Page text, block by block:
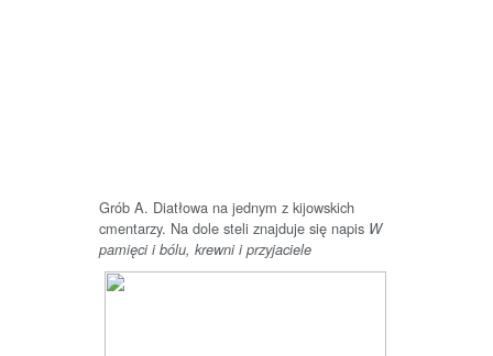
Grób A. Diatłowa na jednym z kijowskich
cmentarzy. Na dole steli znajduje się napis W
pamięci i bólu, krewni i przyjaciele